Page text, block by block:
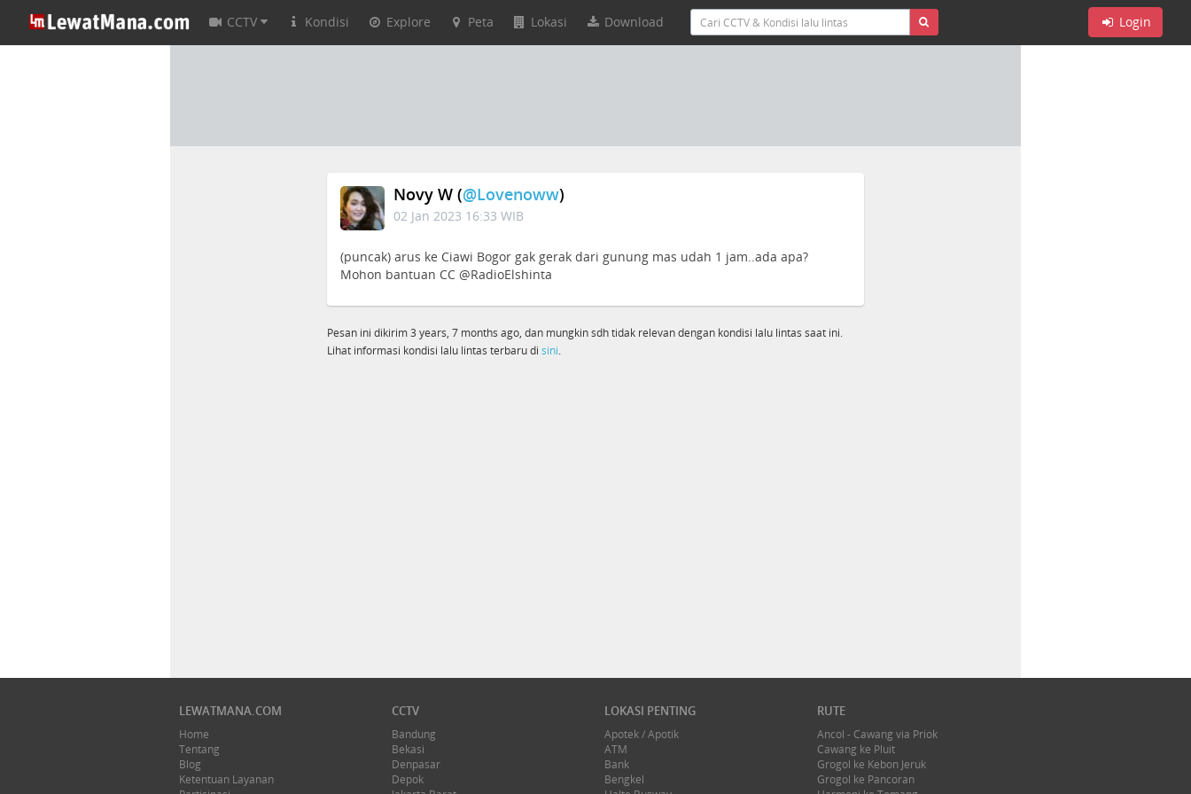
CCTV Kondisi Explore Peta Lokasi Download Login
Novy W (@lovenoww)
02 Jan 2023 16:33 WIB
(puncak) arus ke Ciawi Bogor gak gerak dari gunung mas udah 1 jam..ada apa?
Mohon bantuan CC @RadioElshinta
Pesan ini dikirim 3 years, 7 months ago, dan mungkin sdh tidak relevan dengan kondisi lalu lintas saat ini.
Lihat informasi kondisi lalu lintas terbaru di sini
LEWATMANA.COM
Home
Tentang
Blog
Ketentuan Layanan
CCTV
Bandung
Bekasi
Denpasar
Depok
LOKASI PENTING
Apotek / Apotik
ATM
Bank
Bengkel
RUTE
Ancol - Cawang via Priok
Cawang ke Pluit
Grogol ke Kebon Jeruk
Grogol ke Pancoran